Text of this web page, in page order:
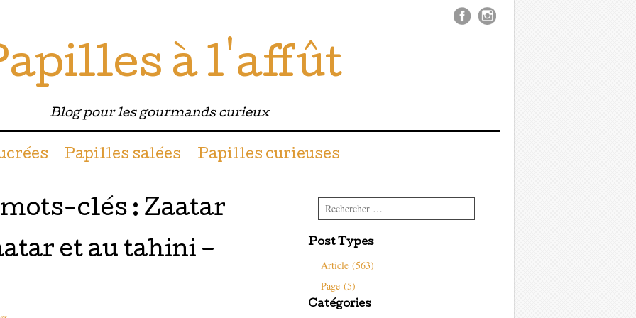
à l'affût
Blog pour les gourmands curieux
contenuPapilles salées Papilles curieuses
clés : Zaatar
et au tahini –
Rechercher
Post Types
Article (563)
Page (5)
Catégories